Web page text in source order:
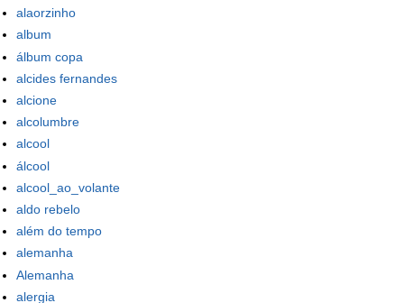
alaorzinho
album
álbum copa
alcides fernandes
alcione
alcolumbre
alcool
álcool
alcool_ao_volante
aldo rebelo
além do tempo
alemanha
Alemanha
alergia